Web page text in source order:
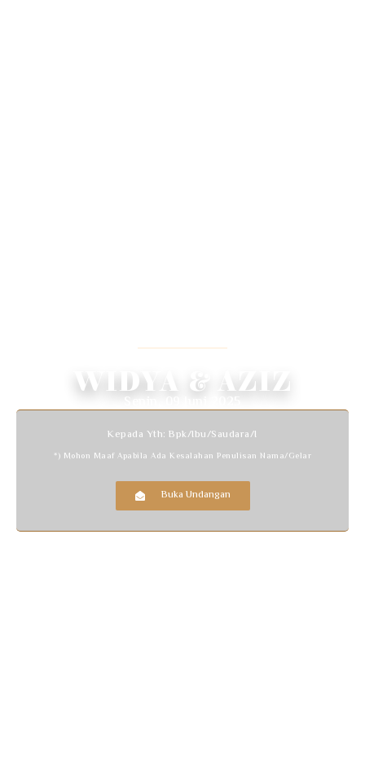
WIDYA & AZIZ
Senin, 09 Juni 2025
Kepada Yth: Bpk/Ibu/Saudara/i
*) Mohon Maaf Apabila Ada Kesalahan Penulisan Nama/gelar
Buka Undangan